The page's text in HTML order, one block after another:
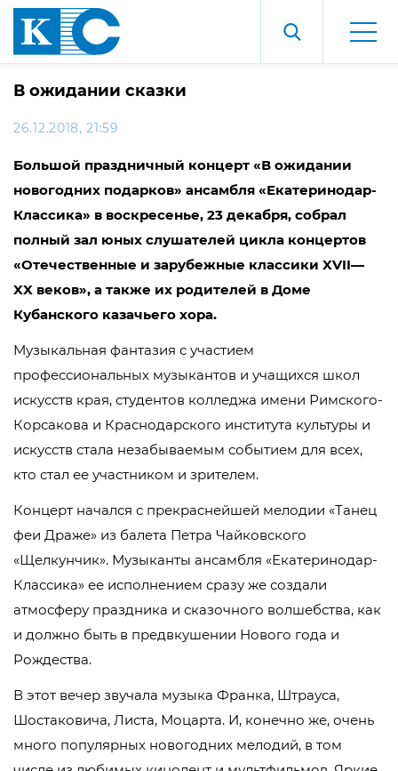
В ожидании сказки
26.12.2018, 21:59
Большой праздничный концерт «В ожидании
новогодних подарков» ансамбля «Екатеринодар-
Классика» в воскресенье, 23 декабря, собрал
полный зал юных слушателей цикла концертов
«Отечественные и зарубежные классики XVII—
XX веков», а также их родителей в Доме
Кубанского казачьего хора.
Музыкальная фантазия с участием
профессиональных музыкантов и учащихся школ
искусств края, студентов колледжа имени Римского-
Корсакова и Краснодарского института культуры и
искусств стала незабываемым событием для всех,
кто стал ее участником и зрителем.
Концерт начался с прекраснейшей мелодии «Танец
феи Драже» из балета Петра Чайковского
«Щелкунчик». Музыканты ансамбля «Екатеринодар-
Классика» ее исполнением сразу же создали
атмосферу праздника и сказочного волшебства, как
и должно быть в предвкушении Нового года и
Рождества.
В этот вечер звучала музыка Франка, Штрауса,
Шостаковича, Листа, Моцарта. И, конечно же, очень
много популярных новогодних мелодий, в том